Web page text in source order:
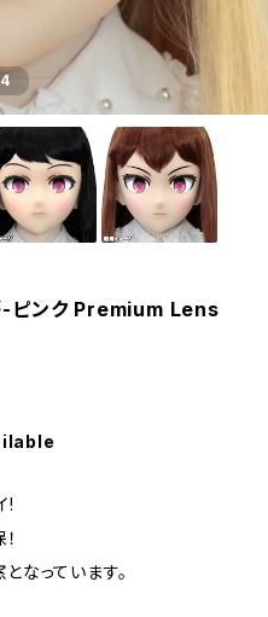
-ピンク Premium Lens
!
なっています。